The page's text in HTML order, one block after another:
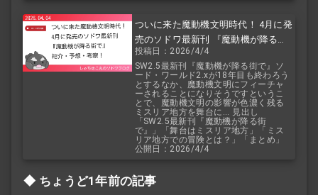
ついに来た魔動機文明時代！ 4月に発
売のソドワ最新刊 『魔動機が降る街
で』 紹介・予想・考察！
投稿日：2026/4/4
SW2.5最新刊『魔動機が降る街で』ソ
ード・ワールド2.xが18年目も終わろう
とするなか、魔動機文明にフィーチャ
ーされることになりそうですというこ
とで、魔動機文明の影響が色濃く残る
ミスリア地方を舞台に... 見出し
「SW2.5最新刊『魔動機が降る街
で』」「舞台はミスリア地方」「ミス
リア地方での冒険とは？」「まとめ」
公開日：2026/4/4
ちょうど1年前の記事